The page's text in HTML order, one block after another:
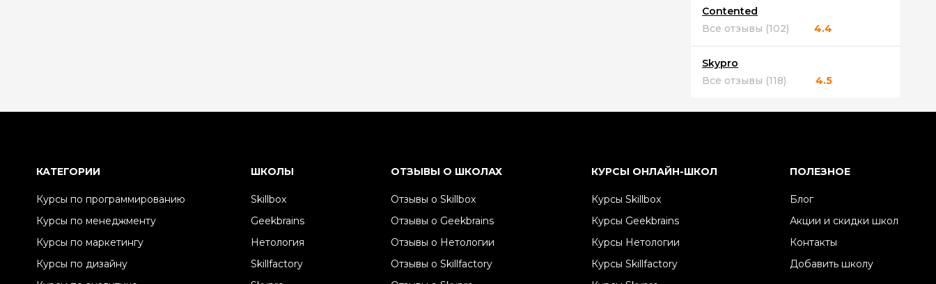
Contented
Все отзывы (102)
4.4
Skypro
Все отзывы (118)
4.5
КАТЕГОРИИ
Курсы по программированию
Курсы по менеджменту
Курсы по маркетингу
Курсы по дизайну
ШКОЛЫ
Skillbox
Geekbrains
Нетология
Skillfactory
ОТЗЫВЫ О ШКОЛАХ
Отзывы о Skillbox
Отзывы о Geekbrains
Отзывы о Нетологии
Отзывы о Skillfactory
КУРСЫ ОНЛАЙН-ШКОЛ
Курсы Skillbox
Курсы Geekbrains
Курсы Нетологии
Курсы Skillfactory
ПОЛЕЗНОЕ
Блог
Акции и скидки школ
Контакты
Добавить школу